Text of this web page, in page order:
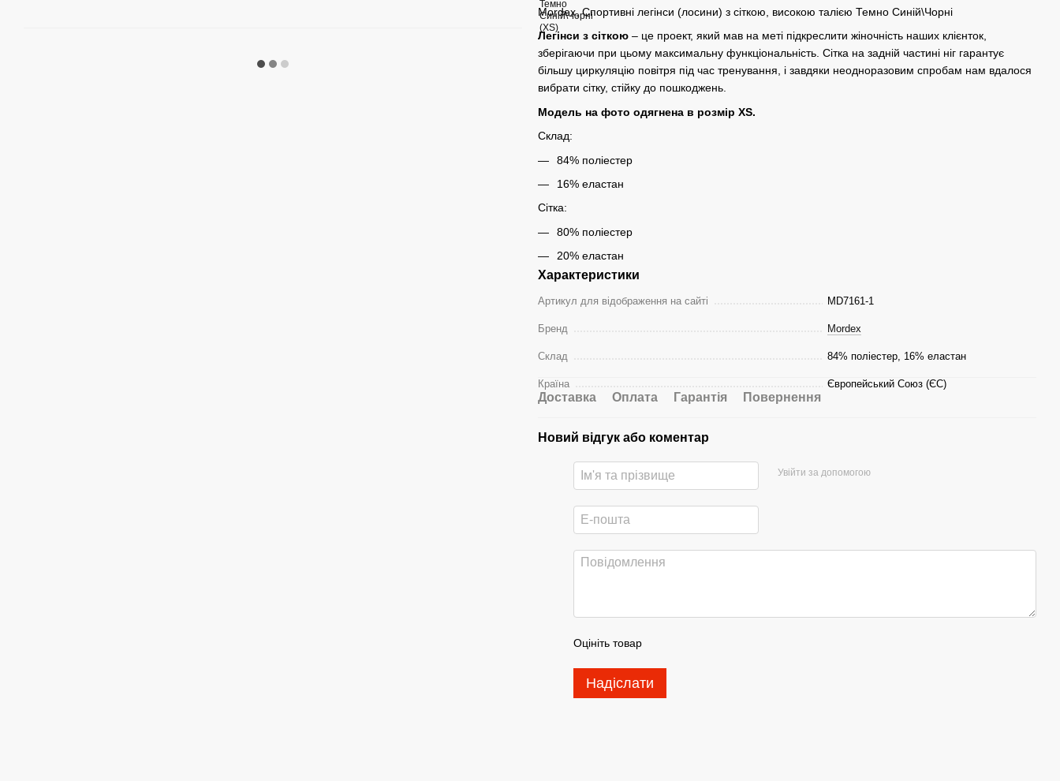
Mordex, Cпортивні легінси (лосини) з сіткою, високою талією Темно Синій\Чорні
Легінси з сіткою – це проект, який мав на меті підкреслити жіночність наших клієнток,
зберігаючи при цьому максимальну функціональність. Сітка на задній частині ніг гарантує
більшу циркуляцію повітря під час тренування, і завдяки неодноразовим спробам нам вдалося
вибрати сітку, стійку до пошкоджень.
Модель на фото одягнена в розмір XS.
Склад:
84% поліестер
16% еластан
Сітка:
80% поліестер
20% еластан
Характеристики
Артикул для відображення на сайті MD7161-1
Бренд Mordex
Склад 84% поліестер, 16% еластан
Країна Європейський Союз (ЄС)
Доставка Оплата Гарантія Повернення
Новий відгук або коментар
Увійти за допомогою
Оцініть товар
Надіслати